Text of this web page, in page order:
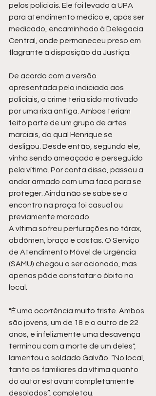
pelos policiais. Ele foi levado à UPA
para atendimento médico e, após ser
medicado, encaminhado à Delegacia
Central, onde permaneceu preso em
flagrante à disposição da Justiça.
De acordo com a versão
apresentada pelo indiciado aos
policiais, o crime teria sido motivado
por uma rixa antiga. Ambos teriam
feito parte de um grupo de artes
marciais, do qual Henrique se
desligou. Desde então, segundo ele,
vinha sendo ameaçado e perseguido
pela vítima. Por conta disso, passou a
andar armado com uma faca para se
proteger. Ainda não se sabe se o
encontro na praça foi casual ou
previamente marcado.
A vítima sofreu perfurações no tórax,
abdômen, braço e costas. O Serviço
de Atendimento Móvel de Urgência
(SAMU) chegou a ser acionado, mas
apenas pôde constatar o óbito no
local.
"É uma ocorrência muito triste. Ambos
são jovens, um de 18 e o outro de 22
anos, e infelizmente uma desavença
terminou com a morte de um deles",
lamentou o soldado Galvão. “No local,
tanto os familiares da vítima quanto
do autor estavam completamente
desolados”, completou.